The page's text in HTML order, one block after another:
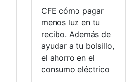
CFE cómo pagar
menos luz en tu
recibo. Además de
ayudar a tu bolsillo,
el ahorro en el
consumo eléctrico